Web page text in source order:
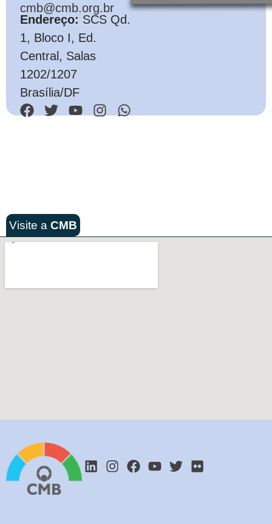
cmb@cmb.org.br
Endereço: SCS Qd.
1, Bloco I, Ed.
Central, Salas
1202/1207
Brasília/DF
Visite a CMB